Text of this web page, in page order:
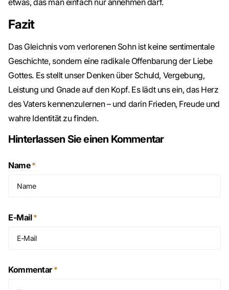
Fazit
Das Gleichnis vom verlorenen Sohn ist keine sentimentale
Geschichte, sondern eine radikale Offenbarung der Liebe
Gottes. Es stellt unser Denken über Schuld, Vergebung,
Leistung und Gnade auf den Kopf. Es lädt uns ein, das Herz
des Vaters kennenzulernen – und darin Frieden, Freude und
wahre Identität zu finden.
Hinterlassen Sie einen Kommentar
Name*
E-Mail*
Kommentar *